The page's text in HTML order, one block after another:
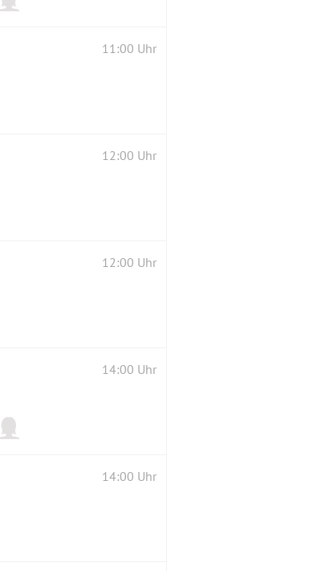
11:00 Uhr
12:00 Uhr
12:00 Uhr
14:00 Uhr
14:00 Uhr